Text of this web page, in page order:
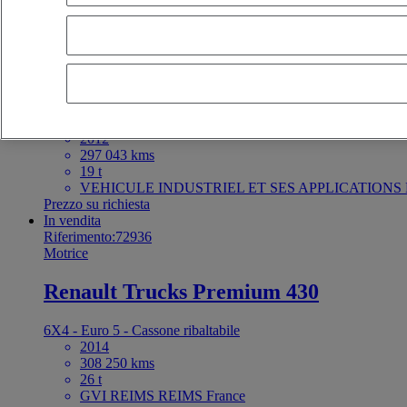
In vendita
2012
297 043 kms
19 t
VEHICULE INDUSTRIEL ET SES APPLICATIONS
Prezzo su richiesta
In vendita
Riferimento:72936
Motrice
Renault Trucks Premium 430
6X4 - Euro 5 - Cassone ribaltabile
2014
308 250 kms
26 t
GVI REIMS REIMS France